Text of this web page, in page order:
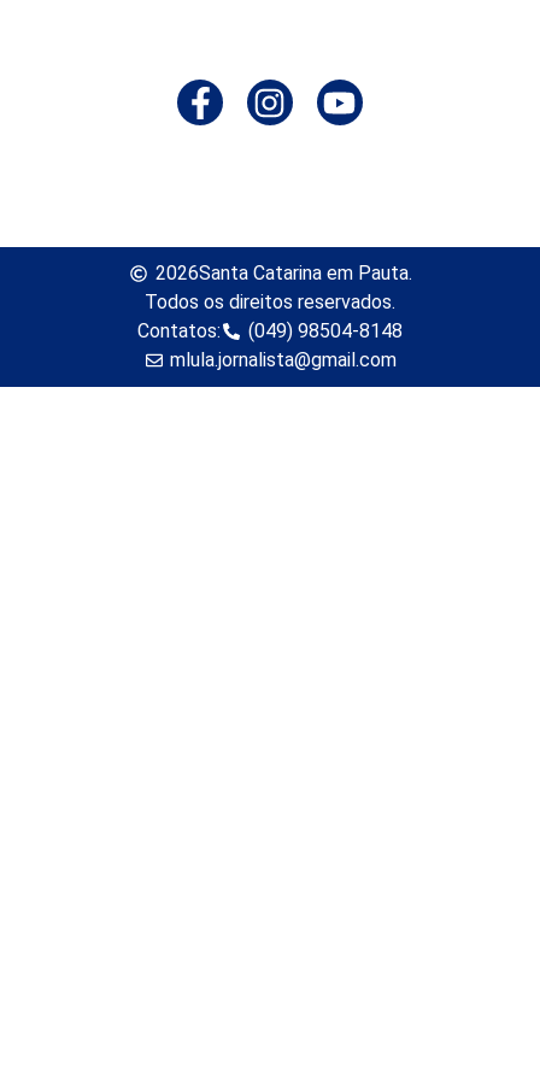
2026Santa Catarina em Pauta.
Todos os direitos reservados.
Contatos:
(049) 98504-8148
mlula.jornalista@gmail.com